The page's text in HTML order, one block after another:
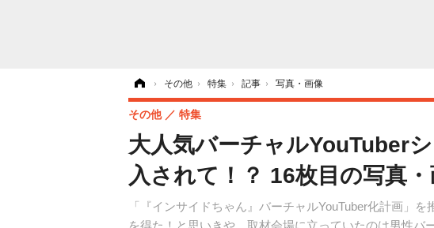
› その他 › 特集 › 記事 › 写真・画像
大人気バーチャルYouTuber
入されて！？ 16枚目の写真
「『インサイドちゃん』バーチャルYouTuber化計画」
を得た！と思いきや、取材会場に立っていたのは男性
その他 特集